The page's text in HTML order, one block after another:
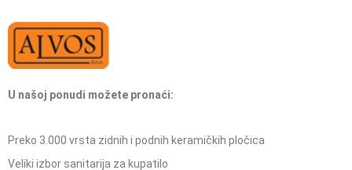
U našoj ponudi možete pronaći:
Preko 3.000 vrsta zidnih i podnih keramičkih pločica
Veliki izbor sanitarija za kupatilo